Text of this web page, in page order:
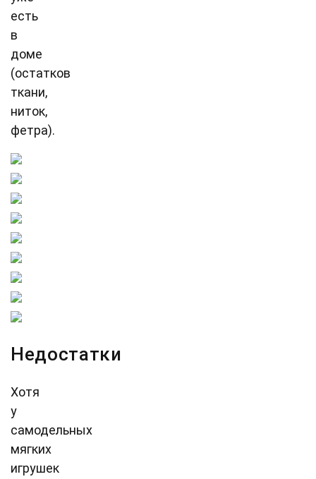
есть
в
доме
(остатков
ткани,
ниток,
фетра).
Недостатки
Хотя
у
самодельных
мягких
игрушек